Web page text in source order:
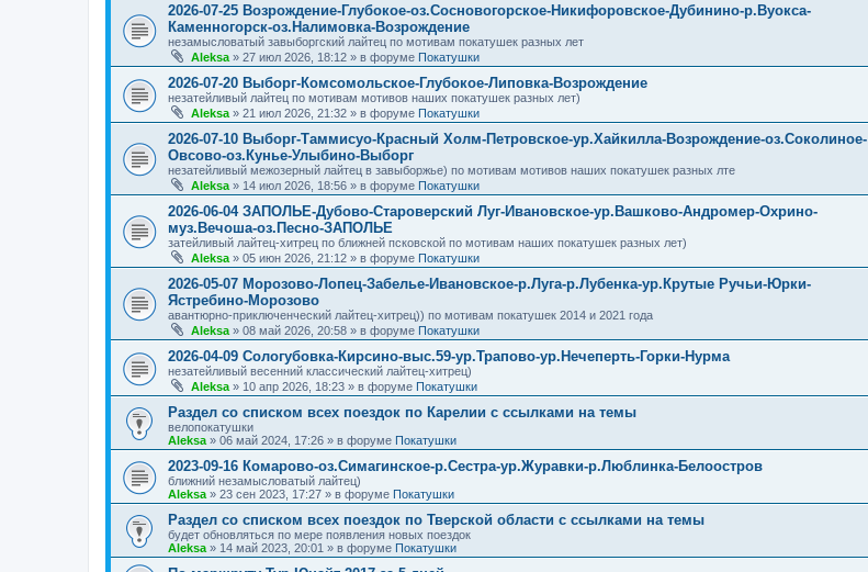
2026-07-25 Возрождение-Глубокое-оз.Сосновогорское-Никифоровское-Дубинино-р.Вуокса-
Каменногорск-оз.Налимовка-Возрождение
незамысловатый завыборгский лайтец по мотивам покатушек разных лет
Aleksa » 27 июл 2026, 18:12 » в форуме Покатушки
2026-07-20 Выборг-Комсомольское-Глубокое-Липовка-Возрождение
незатейливый лайтец по мотивам мотивов наших покатушек разных лет)
Aleksa » 21 июл 2026, 21:32 » в форуме Покатушки
2026-07-10 Выборг-Таммисуо-Красный Холм-Петровское-ур.Хайкилла-Возрождение-оз.Соколиное-
Овсово-оз.Кунье-Улыбино-Выборг
незатейливый межозерный лайтец в завыборжье) по мотивам мотивов наших покатушек разных лте
Aleksa » 14 июл 2026, 18:56 » в форуме Покатушки
2026-06-04 ЗАПОЛЬЕ-Дубово-Староверский Луг-Ивановское-ур.Вашково-Андромер-Охрино-
муз.Вечоша-оз.Песно-ЗАПОЛЬЕ
затейливый лайтец-хитрец по ближней псковской по мотивам наших покатушек разных лет)
Aleksa » 05 июн 2026, 21:12 » в форуме Покатушки
2026-05-07 Морозово-Лопец-Забелье-Ивановское-р.Луга-р.Лубенка-ур.Крутые Ручьи-Юрки-
Ястребино-Морозово
авантюрно-приключенческий лайтец-хитрец)) по мотивам покатушек 2014 и 2021 года
Aleksa » 08 май 2026, 20:58 » в форуме Покатушки
2026-04-09 Сологубовка-Кирсино-выс.59-ур.Трапово-ур.Нечеперть-Горки-Нурма
незатейливый весенний классический лайтец-хитрец)
Aleksa » 10 апр 2026, 18:23 » в форуме Покатушки
Раздел со списком всех поездок по Карелии с ссылками на темы
велопокатушки
Aleksa » 06 май 2024, 17:26 » в форуме Покатушки
2023-09-16 Комарово-оз.Симагинское-р.Сестра-ур.Журавки-р.Люблинка-Белоостров
ближний незамысловатый лайтец)
Aleksa » 23 сен 2023, 17:27 » в форуме Покатушки
Раздел со списком всех поездок по Тверской области с ссылками на темы
будет обновляться по мере появления новых поездок
Aleksa » 14 май 2023, 20:01 » в форуме Покатушки